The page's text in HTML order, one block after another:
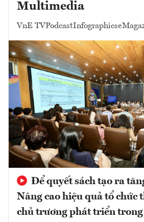
Multimedia
VnE TVPodcastInfographics
Để quyết sách tạo ra
Nâng cao hiệu quả tổ chức
chủ trương phát triển